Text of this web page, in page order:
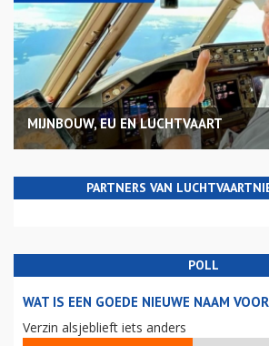
MIJNBOUW, EU EN LUCHTVAART
PARTNERS VAN
POLL
WAT IS EEN GOEDE NIEUWE NAAM
Verzin alsjeblieft iets anders